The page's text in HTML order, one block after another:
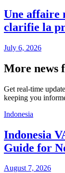
Une affaire
clarifie la
July 6, 2026
More news
Get real-time
keeping you
Indonesia
Indonesia
Guide for
August 7, 2026